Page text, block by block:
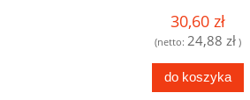
30,60 zł
(netto: 24,88 zł )
do koszyka